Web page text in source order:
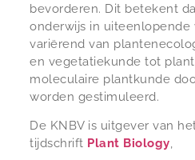
bevorderen. Dit betekent
onderwijs in uiteenlopende
variërend van
en vegetatiekunde tot
moleculaire plantkunde
worden gestimuleerd.
De KNBV is uitgever van
tijdschrift Plant Biology,